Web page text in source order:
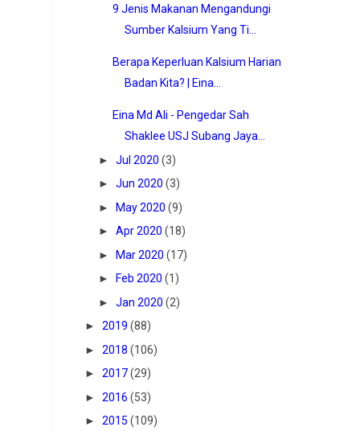
9 Jenis Makanan Mengandungi
Sumber Kalsium Yang Ti...
Berapa Keperluan Kalsium Harian
Badan Kita? | Eina...
Eina Md Ali - Pengedar Sah
Shaklee USJ Subang Jaya...
► Jul 2020 (3)
► Jun 2020 (3)
►
May 2020 (9)
► Apr 2020 (18)
►
Mar 2020 (17)
►
Feb 2020 (1)
► Jan 2020 (2)
► 2019 (88)
► 2018 (106)
► 2017(29)
► 2016 (53)
► 2015 (109)